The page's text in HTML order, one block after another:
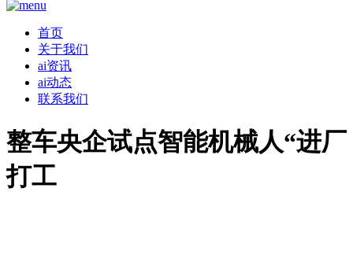
首页
关于我们
ai资讯
ai动态
联系我们
整车央企试点智能机械人“进厂
打工